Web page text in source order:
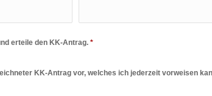
erteile den KK-Antrag.*
KK-Antrag vor, welches ich jederzeit vorweisen